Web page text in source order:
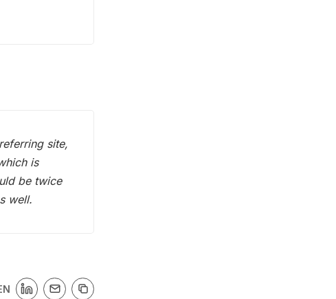
site,
is
be twice
well.